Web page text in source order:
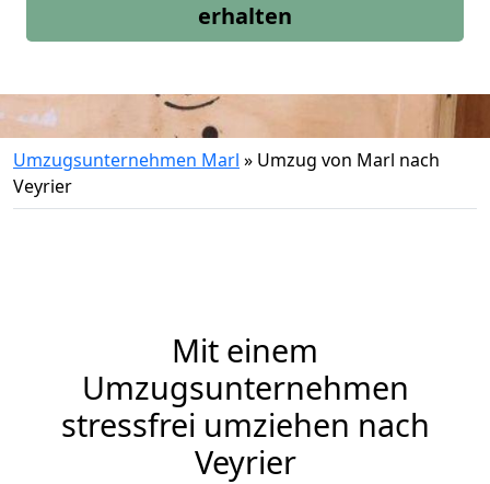
erhalten
Umzugsunternehmen Marl » Umzug von Marl nach
Veyrier
Mit einem
Umzugsunternehmen
stressfrei umziehen nach
Veyrier